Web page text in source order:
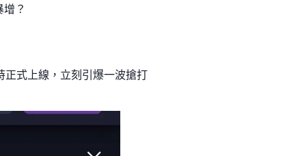
？
正式上線，立刻引爆一波搶打